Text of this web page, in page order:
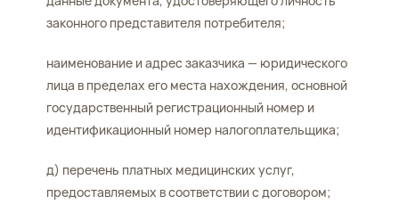
законного представителя потребителя;
наименование и адрес заказчика — юридического
лица в пределах его места нахождения, основной
государственный регистрационный номер и
идентификационный номер налогоплательщика;
д) перечень платных медицинских услуг,
предоставляемых в соответствии с договором;